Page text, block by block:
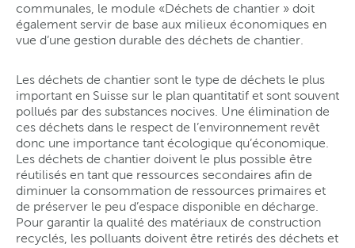
communales, le module «Déchets de chantier » doit
également servir de base aux milieux économiques en
vue d’une gestion durable des déchets de chantier.
Les déchets de chantier sont le type de déchets le plus
important en Suisse sur le plan quantitatif et sont souvent
pollués par des substances nocives. Une élimination de
ces déchets dans le respect de l’environnement revêt
donc une importance tant écologique qu’économique.
Les déchets de chantier doivent le plus possible être
réutilisés en tant que ressources secondaires afin de
diminuer la consommation de ressources primaires et
de préserver le peu d’espace disponible en décharge.
Pour garantir la qualité des matériaux de construction
recyclés, les polluants doivent être retirés des déchets et